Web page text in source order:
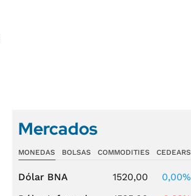
Mercados
MONEDAS BOLSAS COMMODITIES CEDEARS
Dólar BNA 1520,00
0,00%